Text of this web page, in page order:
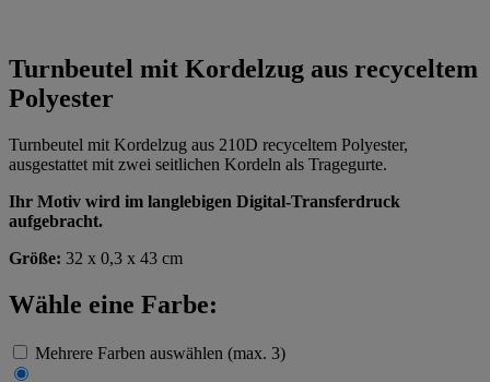
Turnbeutel mit Kordelzug aus recyceltem
Polyester
Turnbeutel mit Kordelzug aus 210D recyceltem Polyester,
ausgestattet mit zwei seitlichen Kordeln als Tragegurte.
Ihr Motiv wird im langlebigen Digital-Transferdruck
aufgebracht.
Größe: 32 x 0,3 x 43 cm
Wähle eine Farbe:
Mehrere Farben auswählen (max. 3)